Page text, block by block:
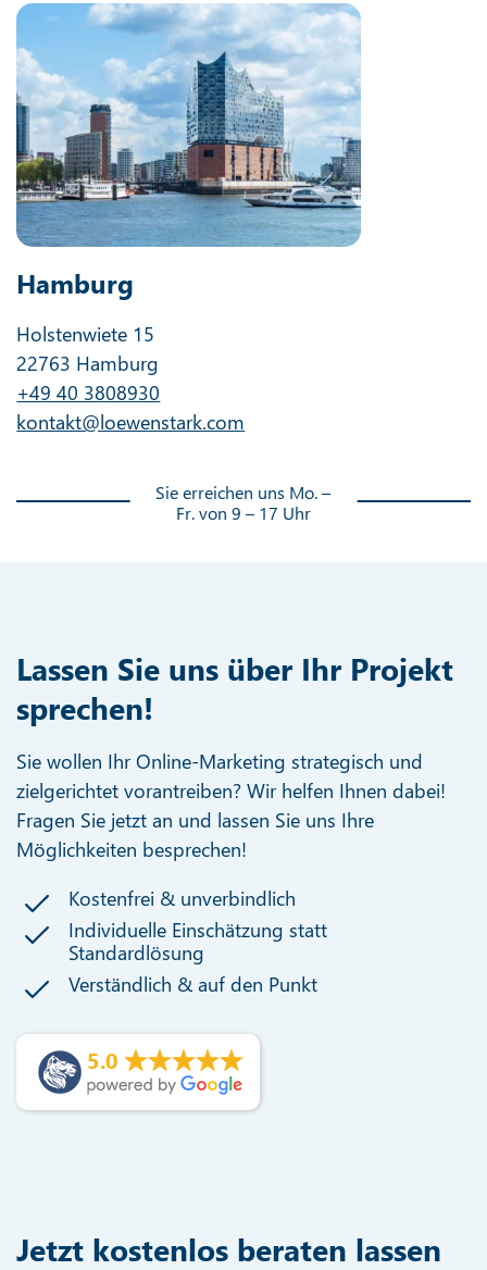
Hamburg
Holstenwiete 15
22763 Hamburg
+49 40 3808930
kontakt@loewenstark.com
Sie erreichen uns Mo. –
Fr. von 9 – 17 Uhr
Lassen Sie uns über Ihr Projekt
sprechen!
Sie wollen Ihr Online-Marketing strategisch und
zielgerichtet vorantreiben? Wir helfen Ihnen dabei!
Fragen Sie jetzt an und lassen Sie uns Ihre
Möglichkeiten besprechen!
Kostenfrei & unverbindlich
Individuelle Einschätzung statt
Standardlösung
Verständlich & auf den Punkt
5.0
Jetzt kostenlos beraten lassen